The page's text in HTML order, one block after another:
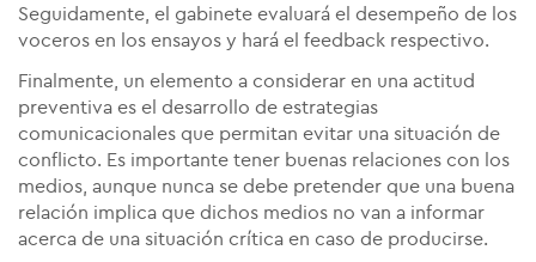
Seguidamente, el gabinete evaluará el desempeño de los
voceros en los ensayos y hará el feedback respectivo.
Finalmente, un elemento a considerar en una actitud
preventiva es el desarrollo de estrategias
comunicacionales que permitan evitar una situación de
conflicto. Es importante tener buenas relaciones con los
medios, aunque nunca se debe pretender que una buena
relación implica que dichos medios no van a informar
acerca de una situación crítica en caso de producirse.